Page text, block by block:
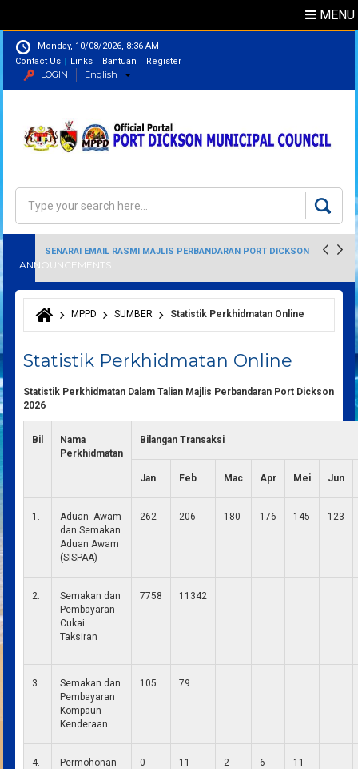
MENU
Monday, 10/08/2026, 8:36 AM
Contact Us
Links Bantuan Register
LOGIN English
Search form
ANNOUNCEMENTS
SENARAI EMAIL RASMI MAJLIS PERBANDARAN PORT DICKSON
You are here
MPPD SUMBER Statistik Perkhidmatan Online
Statistik Perkhidmatan Online
Statistik Perkhidmatan Dalam Talian Majlis Perbandaran Port Dickson
2026
Bil
Nama
Perkhidmatan
Bilangan Transaksi
Jan Feb Mac Apr Mei Jun
1.
Aduan Awam
dan Semakan
Aduan Awam
(SISPAA)
262 206 180 176 145 123
2.
Semakan dan
Pembayaran
Cukai
Taksiran
7758 11342
3.
Semakan dan
Pembayaran
Kompaun
Kenderaan
105 79
4.
Permohonan
0 11 2 6 11